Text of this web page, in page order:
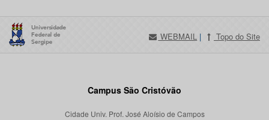
WEBMAIL | Topo do Site
Campus São Cristóvão
Cidade Univ. Prof. José Aloísio de Campos